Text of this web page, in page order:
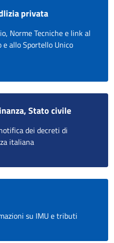
privata
Norme Tecniche e link al
allo Sportello Unico
Stato civile
dei decreti di
italiana
su IMU e tributi